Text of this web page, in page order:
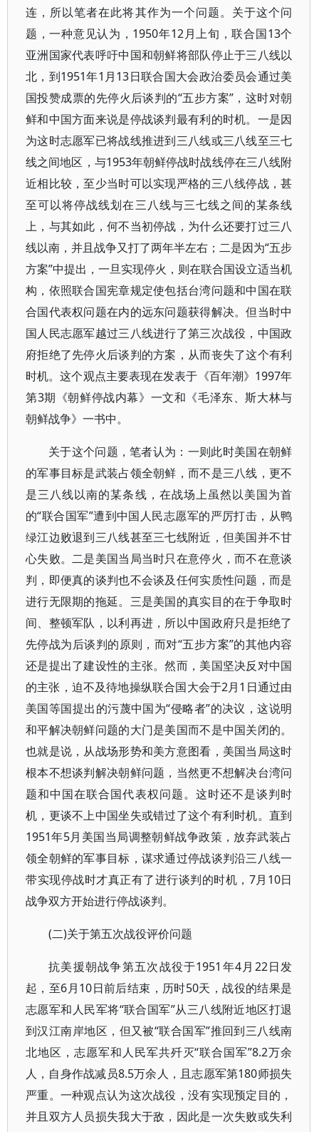
连，所以笔者在此将其作为一个问题。关于这个问
题，一种意见认为，1950年12月上旬，联合国13个
亚洲国家代表呼吁中国和朝鲜将部队停止于三八线以
北，到1951年1月13日联合国大会政治委员会通过美
国投赞成票的先停火后谈判的“五步方案”，这时对朝
鲜和中国方面来说是停战谈判最有利的时机。一是因
为这时志愿军已将战线推进到三八线或三八线至三七
线之间地区，与1953年朝鲜停战时战线停在三八线附
近相比较，至少当时可以实现严格的三八线停战，甚
至可以将停战线划在三八线与三七线之间的某条线
上，与其如此，何不当初停战，为什么还要打过三八
线以南，并且战争又打了两年半左右；二是因为“五步
方案”中提出，一旦实现停火，则在联合国设立适当机
构，依照联合国宪章规定使包括台湾问题和中国在联
合国代表权问题在内的远东问题获得解决。但当时中
国人民志愿军越过三八线进行了第三次战役，中国政
府拒绝了先停火后谈判的方案，从而丧失了这个有利
时机。这个观点主要表现在发表于《百年潮》1997年
第3期《朝鲜停战内幕》一文和《毛泽东、斯大林与
朝鲜战争》一书中。
关于这个问题，笔者认为：一则此时美国在朝鲜
的军事目标是武装占领全朝鲜，而不是三八线，更不
是三八线以南的某条线，在战场上虽然以美国为首
的“联合国军”遭到中国人民志愿军的严厉打击，从鸭
绿江边败退到三八线甚至三七线附近，但美国并不甘
心失败。二是美国当局当时只在意停火，而不在意谈
判，即便真的谈判也不会谈及任何实质性问题，而是
进行无限期的拖延。三是美国的真实目的在于争取时
间、整顿军队，以利再进，所以中国政府只是拒绝了
先停战为后谈判的原则，而对“五步方案”的其他内容
还是提出了建设性的主张。然而，美国坚决反对中国
的主张，迫不及待地操纵联合国大会于2月1日通过由
美国等国提出的污蔑中国为“侵略者”的决议，这说明
和平解决朝鲜问题的大门是美国而不是中国关闭的。
也就是说，从战场形势和美方意图看，美国当局这时
根本不想谈判解决朝鲜问题，当然更不想解决台湾问
题和中国在联合国代表权问题。这时还不是谈判时
机，更谈不上中国坐失或错过了这个有利时机。直到
1951年5月美国当局调整朝鲜战争政策，放弃武装占
领全朝鲜的军事目标，谋求通过停战谈判沿三八线一
带实现停战时才真正有了进行谈判的时机，7月10日
战争双方开始进行停战谈判。
(二)关于第五次战役评价问题
抗美援朝战争第五次战役于1951年4月22日发
起，至6月10日前后结束，历时50天，战役的结果是
志愿军和人民军将“联合国军”从三八线附近地区打退
到汉江南岸地区，但又被“联合国军”推回到三八线南
北地区，志愿军和人民军共歼灭“联合国军”8.2万余
人，自身作战减员8.5万余人，且志愿军第180师损失
严重。一种观点认为这次战役，没有实现预定目的，
并且双方人员损失我大于敌，因此是一次失败或失利